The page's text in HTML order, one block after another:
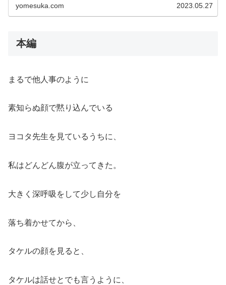
yomesuka.com 2023.05.27
本編
まるで他人事のように
素知らぬ顔で黙り込んでいる
ヨコタ先生を見ているうちに、
私はどんどん腹が立ってきた。
大きく深呼吸をして少し自分を
落ち着かせてから、
タケルの顔を見ると、
タケルは話せとでも言うように、